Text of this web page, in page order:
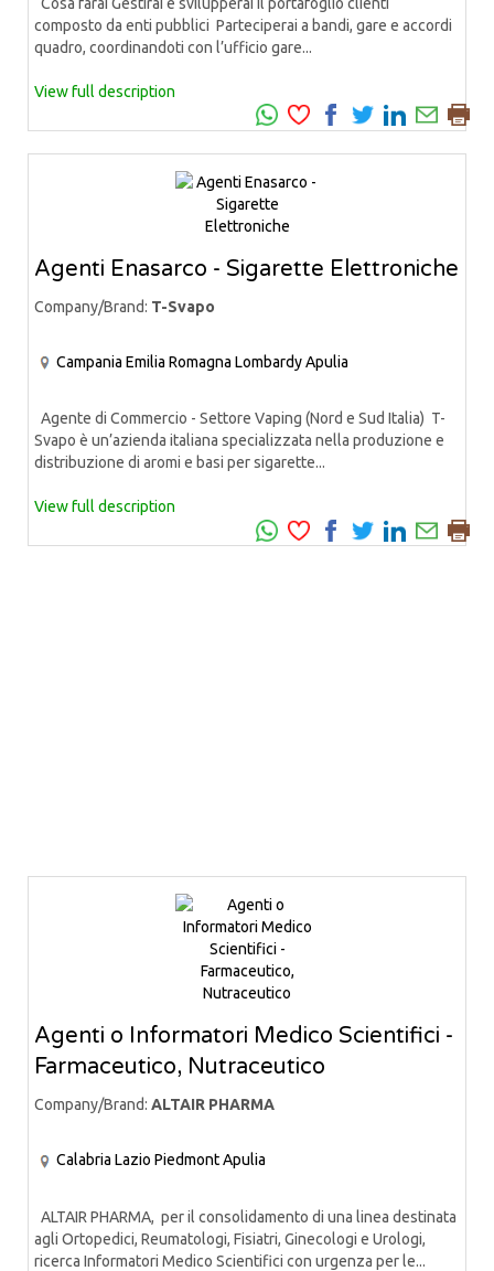
composto da enti pubblici Parteciperai a bandi, gare e accordi
quadro, coordinandoti con l’ufficio gare...
View full description
Agenti Enasarco - Sigarette Elettroniche
Company/Brand: T-Svapo
Campania Emilia Romagna LombardyApulia
Agente di Commercio - Settore Vaping (Nord e Sud Italia) T-
Svapo è un’azienda italiana specializzata nella produzione e
distribuzione di aromi e basi per sigarette...
View full description
Agenti o Informatori Medico Scientifici -
Farmaceutico, Nutraceutico
Company/Brand: ALTAIR PHARMA
Calabria Lazio PiedmontApulia
ALTAIR PHARMA, per il consolidamento di una linea destinata
agli Ortopedici, Reumatologi, Fisiatri, Ginecologi e Urologi,
ricerca Informatori Medico Scientifici con urgenza per le...